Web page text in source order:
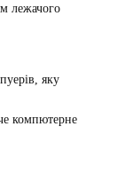
лежачого
яку
компютерне